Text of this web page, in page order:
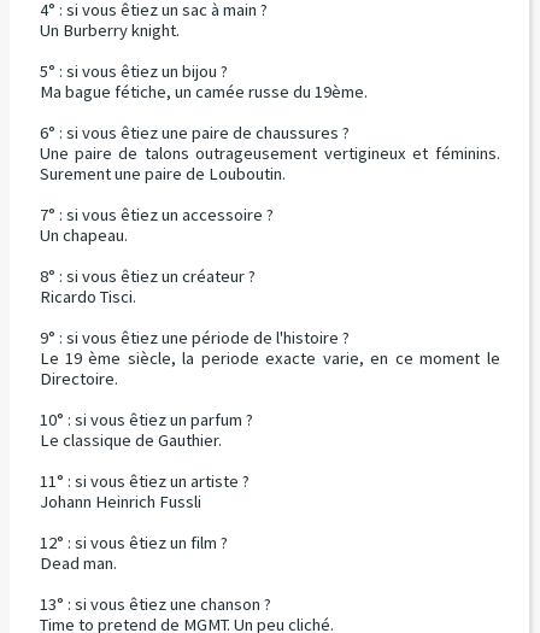
4° : si vous êtiez un sac à main ?
Un Burberry knight.
5° : si vous êtiez un bijou ?
Ma bague fétiche, un camée russe du 19ème.
6° : si vous êtiez une paire de chaussures ?
Une paire de talons outrageusement vertigineux et féminins.
Surement une paire de Louboutin.
7° : si vous êtiez un accessoire ?
Un chapeau.
8° : si vous êtiez un créateur ?
Ricardo Tisci.
9° : si vous êtiez une période de l'histoire ?
Le 19 ème siècle, la periode exacte varie, en ce moment le
Directoire.
10° : si vous êtiez un parfum ?
Le classique de Gauthier.
11° : si vous êtiez un artiste ?
Johann Heinrich Fussli
12° : si vous êtiez un film ?
Dead man.
13° : si vous êtiez une chanson ?
Time to pretend de MGMT. Un peu cliché.